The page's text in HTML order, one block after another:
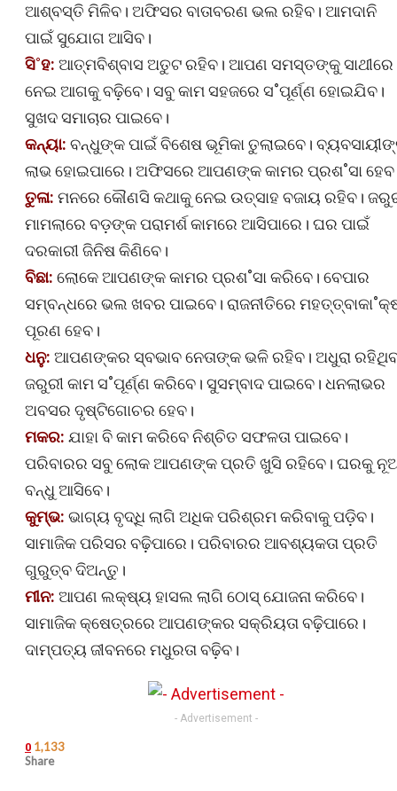
ଆଶ୍ବସ୍ତି ମିଳିବ। ଅଫିସର ବାତାବରଣ ଭଲ ରହିବ। ଆମଦାନି
ପାଇଁ ସୁଯୋଗ ଆସିବ।
ସି˚ହ: ଆତ୍ମବିଶ୍ବାସ ଅତୁଟ ରହିବ। ଆପଣ ସମସ୍ତଙ୍କୁ ସାଥୀରେ
ନେଇ ଆଗକୁ ବଢ଼ିବେ। ସବୁ କାମ ସହଜରେ ସ˚ପୂର୍ଣ୍ଣ ହୋଇଯିବ।
ସୁଖଦ ସମାଚାର ପାଇବେ।
କନ୍ୟା: ବନ୍ଧୁଙ୍କ ପାଇଁ ବିଶେଷ ଭୂମିକା ତୁଲାଇବେ।
ଲାଭ ହୋଇପାରେ। ଅଫିସରେ ଆପଣଙ୍କ କାମର ପ୍ରଶ˚ସା
ତୁଳା: ମନରେ କୌଣସି କଥାକୁ ନେଇ ଉତ୍ସାହ ବଜାୟ ରହିବ।
ମାମଲାରେ ବଡ଼ଙ୍କ ପରାମର୍ଶ କାମରେ ଆସିପାରେ। ଘର ପାଇଁ
ଦରକାରୀ ଜିନିଷ କିଣିବେ।
ବିଛା: ଲୋକେ ଆପଣଙ୍କ କାମର ପ୍ରଶ˚ସା କରିବେ। ବେପାର
ସମ୍ବନ୍ଧରେ ଭଲ ଖବର ପାଇବେ। ରାଜନୀତିରେ
ପୂରଣ ହେବ।
ଧନୁ: ଆପଣଙ୍କର ସ୍ବଭାବ ନେତାଙ୍କ ଭଳି ରହିବ। ଅଧୁରା
ଜରୁରୀ କାମ ସ˚ପୂର୍ଣ୍ଣ କରିବେ। ସୁସମ୍ବାଦ ପାଇବେ। ଧନଲାଭର
ଅବସର ଦୃଷ୍ଟିଗୋଚର ହେବ।
ମକର: ଯାହା ବି କାମ କରିବେ ନିଶ୍ଚିତ ସଫଳତା ପାଇବେ।
ପରିବାରର ସବୁ ଲୋକ ଆପଣଙ୍କ ପ୍ରତି ଖୁସି ରହିବେ। ଘରକୁ
ବନ୍ଧୁ ଆସିବେ।
କୁମ୍ଭ: ଭାଗ୍ୟ ବୃଦ୍ଧି ଲାଗି ଅଧିକ ପରିଶ୍ରମ କରିବାକୁ ପଡ଼ିବ।
ସାମାଜିକ ପରିସର ବଢ଼ିପାରେ। ପରିବାରର ଆବଶ୍ୟକତା ପ୍ରତି
ଗୁରୁତ୍ବ ଦିଅନ୍ତୁ।
ମୀନ: ଆପଣ ଲକ୍ଷ୍ୟ ହାସଲ ଲାଗି ଠୋସ୍‌ ଯୋଜନା କରିବେ।
ସାମାଜିକ କ୍ଷେତ୍ରରେ ଆପଣଙ୍କର ସକ୍ରିୟତା ବଢ଼ିପାରେ।
ଦାମ୍ପତ୍ୟ ଜୀବନରେ ମଧୁରତା ବଢ଼ିବ।
- Advertisement -
0 1,133
Share